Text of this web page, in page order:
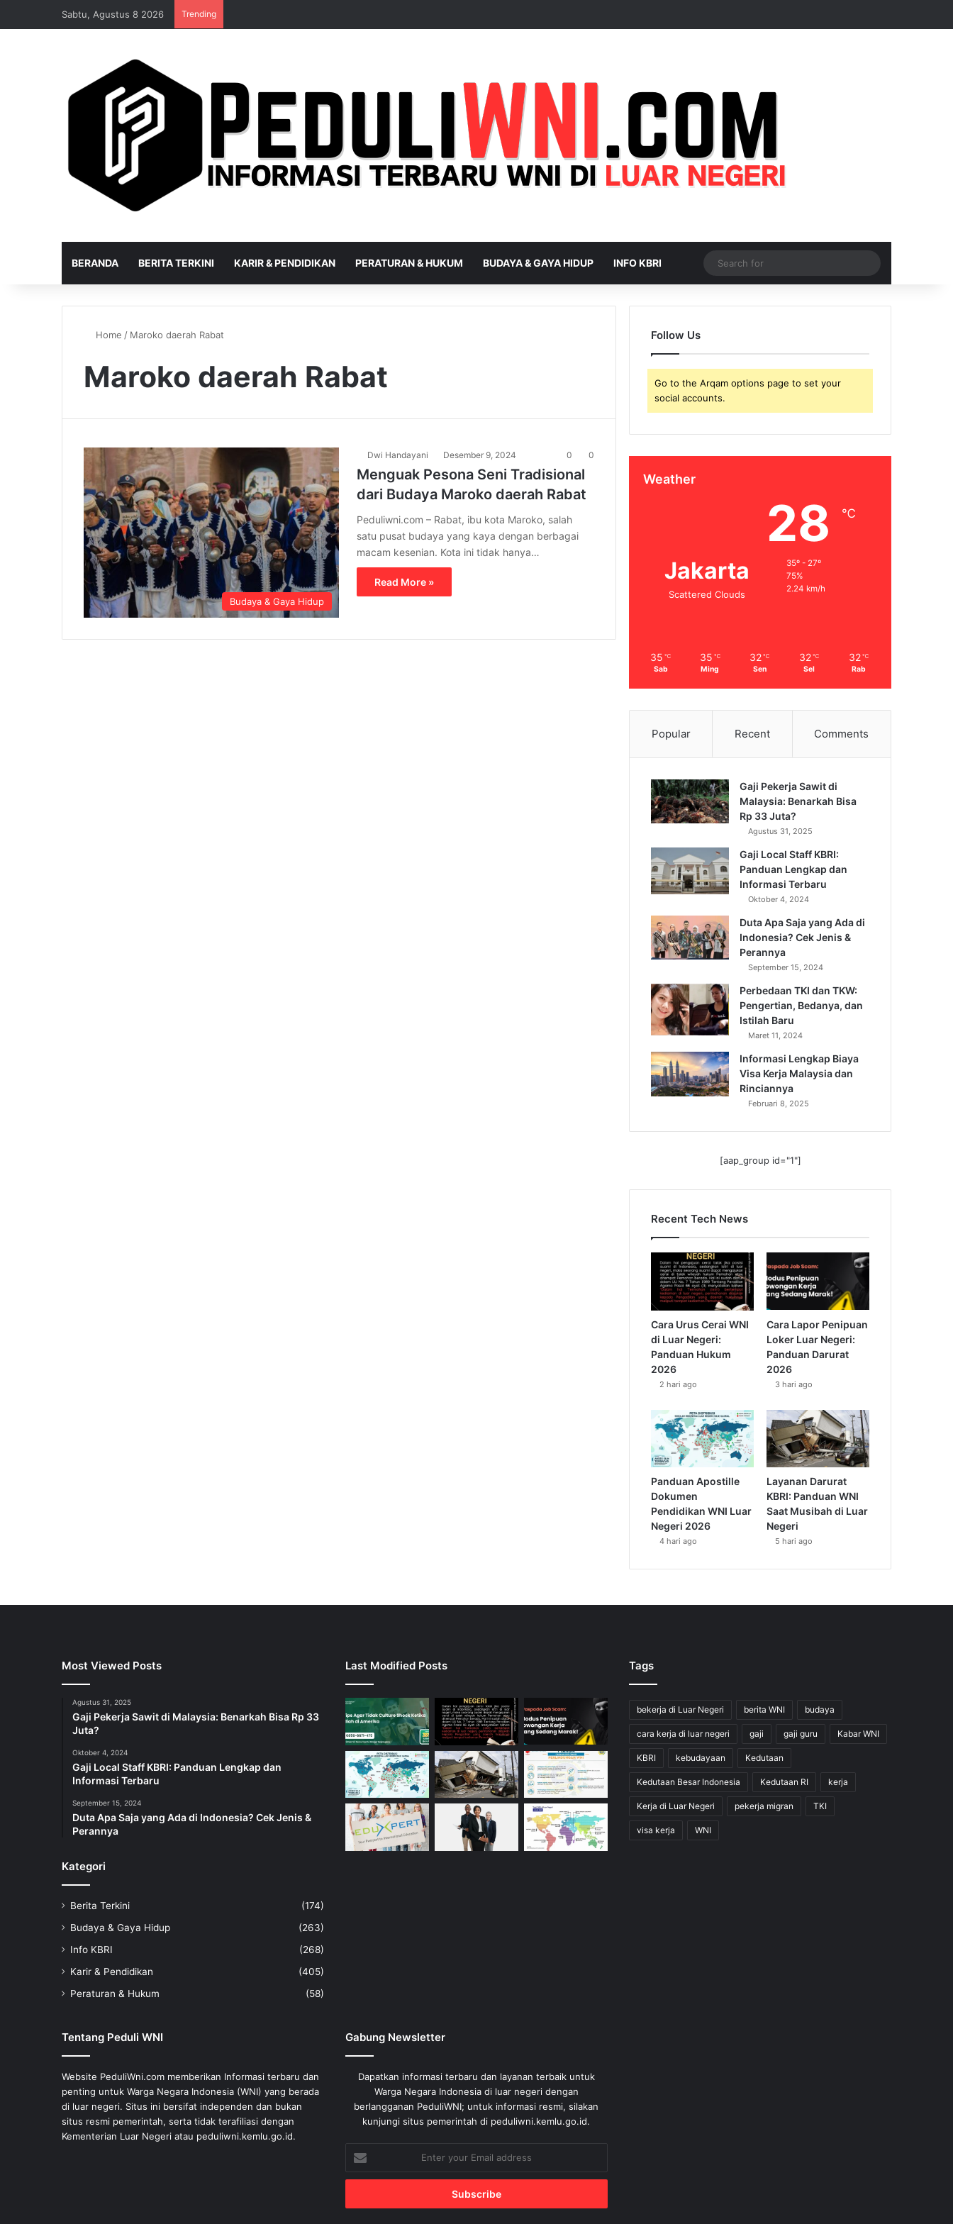
Sabtu, Agustus 8 2026 Trending
BERANDA BERITA TERKINI KARIR & PENDIDIKAN PERATURAN & HUKUM BUDAYA & GAYA HIDUP INFO KBRI
for
Home / Maroko daerah Rabat
Maroko daerah Rabat
Budaya & Gaya Hidup
Dwi Handayani Desember 9, 2024 0 0
Menguak Pesona Seni Tradisional
dari Budaya Maroko daerah Rabat
Peduliwni.com – Rabat, ibu kota Maroko, salah
satu pusat budaya yang kaya dengan berbagai
macam kesenian. Kota ini tidak hanya…
Read More »
Follow Us
Go to the Arqam options page to set your
social accounts.
Weather
Jakarta
Scattered Clouds
28 ℃
35º - 27º
75%
2.24 km/h
35 ℃
Sab
35 ℃
Ming
32 ℃
Sen
32 ℃
Sel
32 ℃
Rab
Popular Recent Comments
Gaji Pekerja Sawit di
Malaysia: Benarkah Bisa
Rp 33 Juta?
Agustus 31, 2025
Gaji Local Staff KBRI:
Panduan Lengkap dan
Informasi Terbaru
Oktober 4, 2024
Duta Apa Saja yang Ada di
Indonesia? Cek Jenis &
Perannya
September 15, 2024
Perbedaan TKI dan TKW:
Pengertian, Bedanya, dan
Istilah Baru
Maret 11, 2024
Informasi Lengkap Biaya
Visa Kerja Malaysia dan
Rinciannya
Februari 8, 2025
[aap_group id="1"]
Recent Tech News
Cara Urus Cerai WNI
di Luar Negeri:
Panduan Hukum
2026
2 hari ago
Cara Lapor Penipuan
Loker Luar Negeri:
Panduan Darurat
2026
3 hari ago
Panduan Apostille
Dokumen
Pendidikan WNI Luar
Negeri 2026
4 hari ago
Layanan Darurat
KBRI: Panduan WNI
Saat Musibah di Luar
Negeri
5 hari ago
Most Viewed Posts
Agustus 31, 2025
Gaji Pekerja Sawit di Malaysia: Benarkah Bisa Rp 33
Juta?
Oktober 4, 2024
Gaji Local Staff KBRI: Panduan Lengkap dan
Informasi Terbaru
September 15, 2024
Duta Apa Saja yang Ada di Indonesia? Cek Jenis &
Perannya
Kategori
Berita Terkini
(174)
Budaya & Gaya Hidup
(263)
Info KBRI
(268)
Karir & Pendidikan
(405)
Peraturan & Hukum
(58)
Last Modified Posts Tags
bekerja di Luar Negeri berita WNI budaya
cara kerja di luar negeri gaji gaji guru Kabar WNI
KBRI kebudayaan Kedutaan
Kedutaan Besar Indonesia Kedutaan RI kerja
Kerja di Luar Negeri pekerja migran TKI
visa kerja WNI
Tentang Peduli WNI
Website PeduliWni.com memberikan Informasi terbaru dan
penting untuk Warga Negara Indonesia (WNI) yang berada
di luar negeri. Situs ini bersifat independen dan bukan
situs resmi pemerintah, serta tidak terafiliasi dengan
Kementerian Luar Negeri atau peduliwni.kemlu.go.id.
Gabung Newsletter
Dapatkan informasi terbaru dan layanan terbaik untuk
Warga Negara Indonesia di luar negeri dengan
berlangganan PeduliWNI; untuk informasi resmi, silakan
kunjungi situs pemerintah di peduliwni.kemlu.go.id.
Enter
your
Email